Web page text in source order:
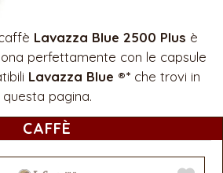
Lavazza Blue 2500 Plus è
perfettamente con le capsule
Lavazza Blue ®*che trovi in
questa pagina.
CAFFÈ